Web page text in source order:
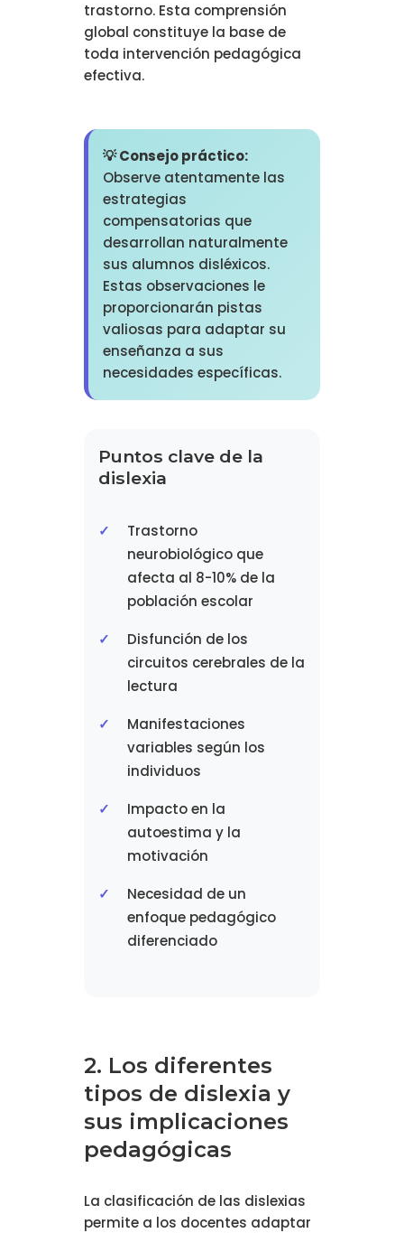
trastorno. Esta comprensión
global constituye la base de
toda intervención pedagógica
efectiva.
💡 Consejo práctico:
Observe atentamente las
estrategias
compensatorias que
desarrollan naturalmente
sus alumnos disléxicos.
Estas observaciones le
proporcionarán pistas
valiosas para adaptar su
enseñanza a sus
necesidades específicas.
Puntos clave de la
dislexia
Trastorno
neurobiológico que
afecta al 8-10% de la
población escolar
Disfunción de los
circuitos cerebrales de la
lectura
Manifestaciones
variables según los
individuos
Impacto en la
autoestima y la
motivación
Necesidad de un
enfoque pedagógico
diferenciado
2. Los diferentes
tipos de dislexia y
sus implicaciones
pedagógicas
La clasificación de las dislexias
permite a los docentes adaptar